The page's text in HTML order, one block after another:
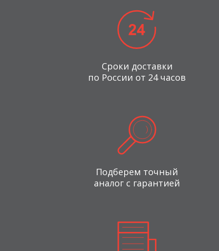
Сроки доставки
по России от 24 часов
Подберем точный
аналог с гарантией